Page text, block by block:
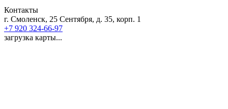
Контакты
г. Смоленск, 25 Сентября, д. 35, корп. 1
+7 920 324-66-97
загрузка карты...